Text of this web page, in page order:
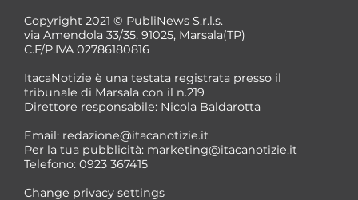
*
Copyright 2021 © PubliNews S.r.l.s.
via Amendola 33/35, 91025, Marsala(TP)
C.F/P.IVA 02786180816
ItacaNotizie è una testata registrata presso il
tribunale di Marsala con il n.219
Direttore responsabile: Nicola Baldarotta
Email: redazione@itacanotizie.it
Per la tua pubblicità: marketing@itacanotizie.it
Telefono: 0923 367415
Change privacy settings